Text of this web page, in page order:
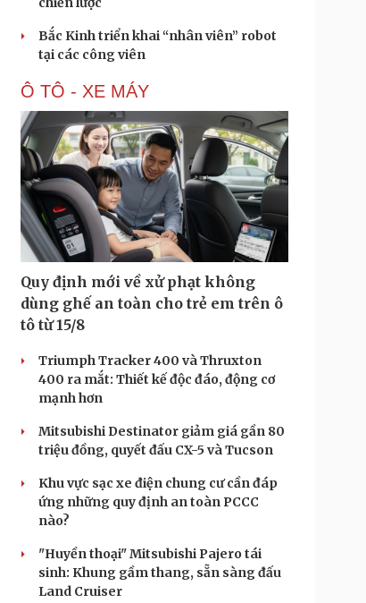
Bắc Kinh triển khai “nhân viên” robot
tại các công viên
Ô TÔ - XE MÁY
Quy định mới về xử phạt không
dùng ghế an toàn cho trẻ em trên ô
tô từ 15/8
Triumph Tracker 400 và Thruxton
400 ra mắt: Thiết kế độc đáo, động cơ
mạnh hơn
Mitsubishi Destinator giảm giá gần 80
triệu đồng, quyết đấu CX-5 và Tucson
Khu vực sạc xe điện chung cư cần đáp
ứng những quy định an toàn PCCC
nào?
"Huyền thoại" Mitsubishi Pajero tái
sinh: Khung gầm thang, sẵn sàng đấu
Land Cruiser